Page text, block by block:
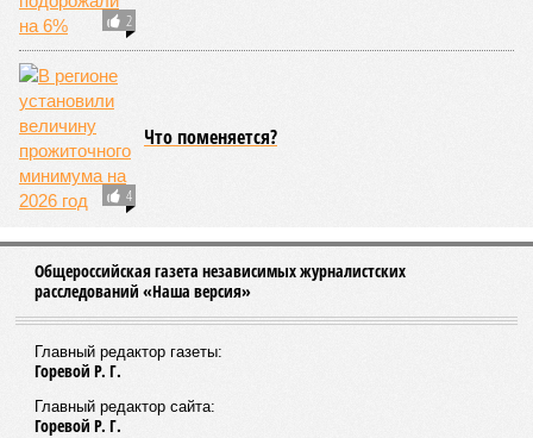
2
4
Что поменяется?
Общероссийская газета независимых журналистских
расследований «Наша версия»
Главный редактор газеты:
Горевой Р. Г.
Главный редактор сайта:
Горевой Р. Г.